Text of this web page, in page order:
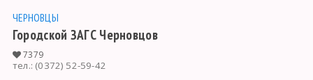
ЧЕРНОВЦЫ
Городской ЗАГС Черновцов
7379
тел.: (0372) 52-59-42